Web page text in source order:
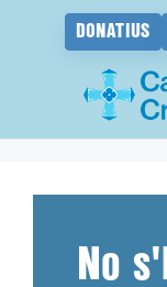
DONATIUS
No